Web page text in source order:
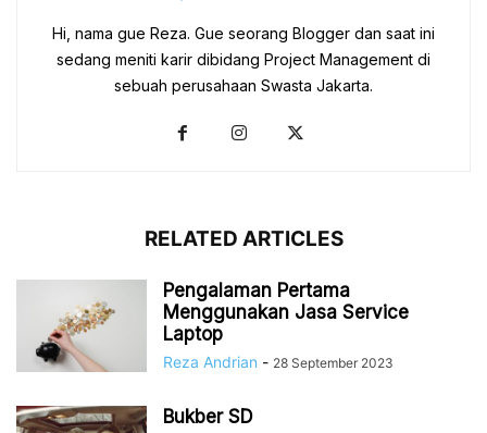
Hi, nama gue Reza. Gue seorang Blogger dan saat ini
sedang meniti karir dibidang Project Management di
sebuah perusahaan Swasta Jakarta.
RELATED ARTICLES
Pengalaman Pertama
Menggunakan Jasa Service
Laptop
Reza Andrian - 28 September 2023
Bukber SD